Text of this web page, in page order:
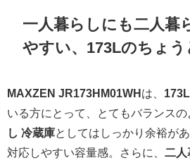
一人暮らしにも二人暮
やすい、173Lのちょ
MAXZEN JR173HM01WHは、
いる方にとって、とてもバランスの
し 冷蔵庫としてはしっかり余裕が
対応しやすい容量感。さらに、
二